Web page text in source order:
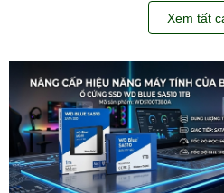
Xem tất